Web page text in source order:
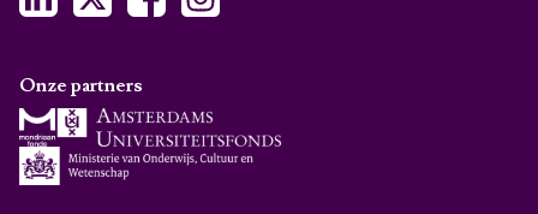
Onze partners